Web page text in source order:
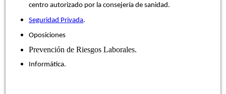
centro autorizado por laconsejería de sanidad.
Seguridad Privada.
Oposiciones
Prevención de Riesgos Laborales.
Informática.